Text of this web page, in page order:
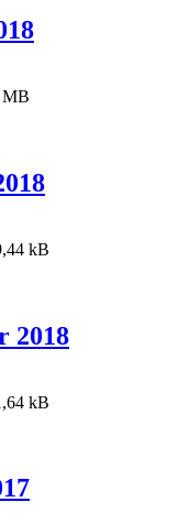
MB
kB
2018
kB